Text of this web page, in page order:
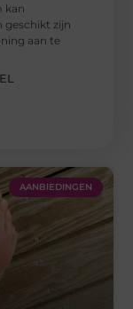
kan
geschikt zijn
aan te
AANBIEDINGEN